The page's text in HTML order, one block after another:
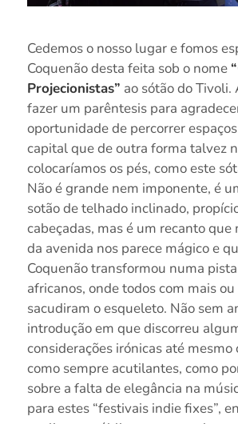
Cedemos o nosso lugar e fomos
Coquenão desta feita sob o nome
Projecionistas” ao sótão do Tivoli.
fazer um parêntesis para
oportunidade de percorrer
capital que de outra forma talvez
colocaríamos os pés, como este
Não é grande nem imponente, é
sotão de telhado inclinado,
cabeçadas, mas é um recanto
da avenida nos parece mágico e
Coquenão transformou numa
africanos, onde todos com mais
sacudiram o esqueleto. Não sem
introdução em que discorreu
considerações irónicas até mesmo
como sempre acutilantes, como
sobre a falta de elegância na
para estes “festivais indie fixes”,